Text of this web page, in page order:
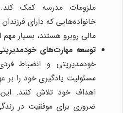
ملزومات مدرسه کمک
خانواده‌هایی که دارای
مالی روبرو هستند، بسیار
توسعه مهارت‌های
خودمدیریتی و انضباط
مسئولیت یادگیری خود را بر
اهداف خود تلاش کنند.
ضروری برای موفقیت در